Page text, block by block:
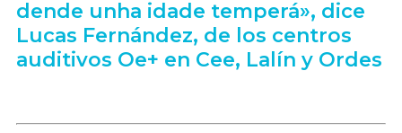
dende unha idade temperá», dice
Lucas Fernández, de los centros
auditivos Oe+ en Cee, Lalín y Ordes